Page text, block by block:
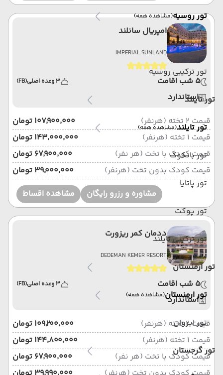
تور روسیه(مشاهده همه)
تور مسکو
تور ترکیبی روسیه
تور تایلند
تور تایلند(مشاهده همه)
تور بانکوک
تور پاتایا
تور پوکت
تور ترکیبی تایلند
تور ارمنستان
تور ارمنستان(مشاهده همه)
تور ایروان
تور گرجستان
امپریال سانلند
IMPERIAL SUNLAND
5 شب اقامت 3 وعده اصلی (FB)
استاندارد
قیمت 2 تخته (هرنفر)
۱۰۷٬۹۰۰٬۰۰۰ تومان
قیمت 1 تخته (هرنفر)
۱۴۳٬۰۰۰٬۰۰۰ تومان
قیمت کودک با تخت (هر نفر)
۶۷٬۹۰۰٬۰۰۰ تومان
قیمت کودک بدون تخت (هرنفر)
۳۹٬۰۰۰٬۰۰۰ تومان
مشاوره و رزرو رایگان
مشاهده اقساط
ددمان کمر ریزورت
DEDEMAN KEMER RESORT
5 شب اقامت 3 وعده اصلی (FB)
استاندارد
قیمت 2 تخته (هرنفر)
۱۰۹٬۲۰۰٬۰۰۰ تومان
قیمت 1 تخته (هرنفر)
۱۴۴٬۸۰۰٬۰۰۰ تومان
قیمت کودک با تخت (هر نفر)
۶۷٬۹۰۰٬۰۰۰ تومان